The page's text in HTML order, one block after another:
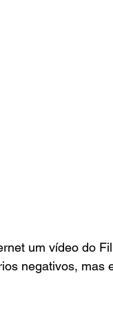
um vídeo do
negativos, mas